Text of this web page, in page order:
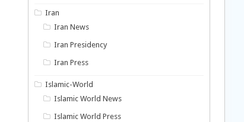
Iran
Iran News
Iran Presidency
Iran Press
Islamic-World
Islamic World News
Islamic World Press